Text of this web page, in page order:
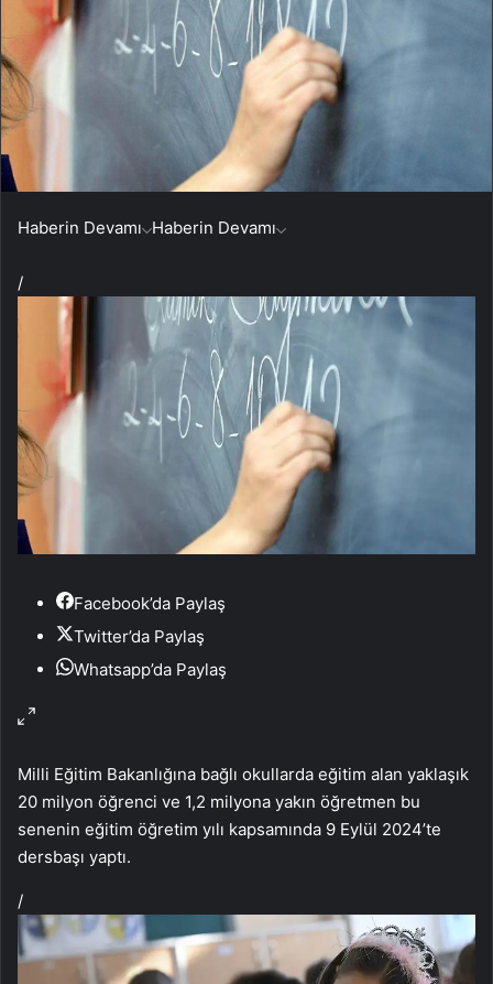
Haberin Devamı Haberin Devamı
/
Facebook’da Paylaş
Twitter’da Paylaş
Whatsapp’da Paylaş
Milli Eğitim Bakanlığına bağlı okullarda eğitim alan yaklaşık
20 milyon öğrenci ve 1,2 milyona yakın öğretmen bu
senenin eğitim öğretim yılı kapsamında 9 Eylül 2024’te
dersbaşı yaptı.
/